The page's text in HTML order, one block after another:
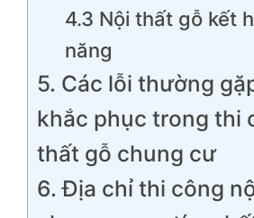
4.3 Nội thất gỗ kết
năng
5. Các lỗi thường
khắc phục trong thi
thất gỗ chung cư
6. Địa chỉ thi công